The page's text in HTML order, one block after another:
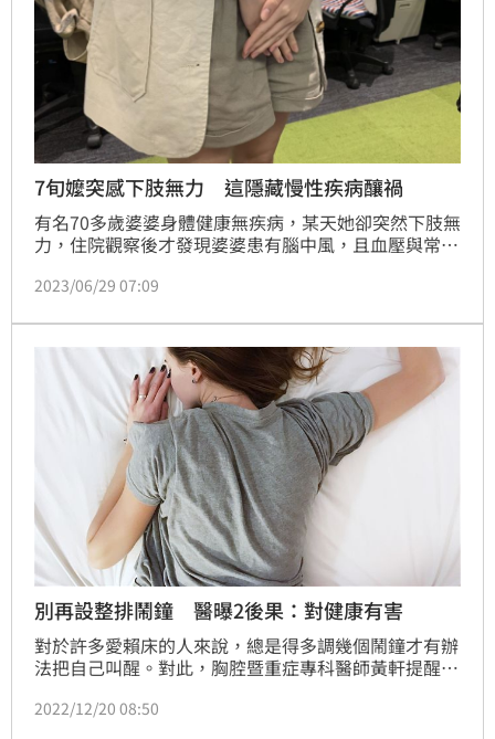
7旬嬤突感下肢無力 這隱藏慢性疾病釀禍
有名70多歲婆婆身體健康無疾病，某天她卻突然下肢無
力，住院觀察後才發現婆婆患有腦中風，且血壓與常人
謂文於節目《健康好生活》中指出，婆婆的情況屬於
症狀，而這類人也屬於是中風、心肌梗塞的高風險族
群。
2023/06/29 07:09
別再設整排鬧鐘 醫曝2後果：對健康有害
對於許多愛賴床的人來說，總是得多調幾個鬧鐘才有辦
法把自己叫醒。對此，胸腔暨重症專科醫師黃軒提醒，
期影響，容易造成2種後果，都是對健康有害的。
2022/12/20 08:50